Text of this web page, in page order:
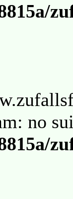
no